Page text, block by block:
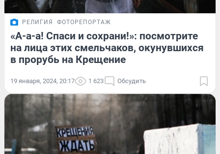
РЕЛИГИЯ ФОТОРЕПОРТАЖ
«А-а-а! Спаси и сохрани!»: посмотрите
на лица этих смельчаков, окунувшихся
в прорубь на Крещение
19 января, 2024, 20:17 1 623 Обсудить